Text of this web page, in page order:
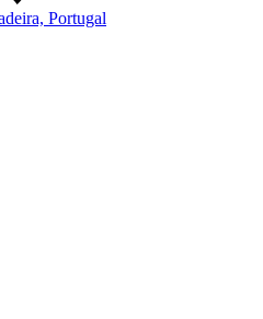
Portugal